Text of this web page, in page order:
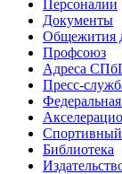
Персоналии
Документы
Общежития
Профсоюз
Адреса
Пресс-
Спортивный
Библиотека